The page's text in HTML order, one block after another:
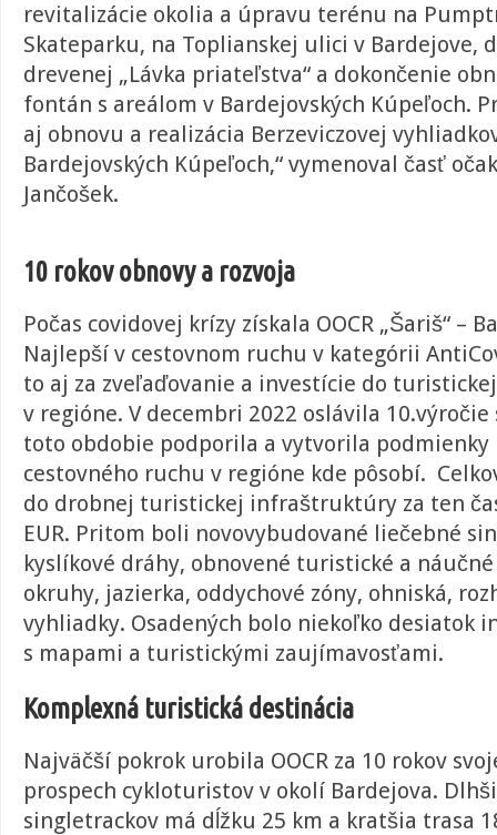
revitalizácie okolia a úpravu terénu na
Skateparku, na Toplianskej ulici v Bardejove,
drevenej „Lávka priateľstva“ a dokončenie
fontán s areálom v Bardejovských Kúpeľoch.
aj obnovu a realizácia Berzeviczovej
Bardejovských Kúpeľoch,“ vymenoval časť
Jančošek.
10 rokov obnovy a rozvoja
Počas covidovej krízy získala OOCR „Šariš“ –
Najlepší v cestovnom ruchu v kategórii
to aj za zveľaďovanie a investície do
v regióne. V decembri 2022 oslávila
toto obdobie podporila a vytvorila podmienky
cestovného ruchu v regióne kde pôsobí.
do drobnej turistickej infraštruktúry za ten
EUR. Pritom boli novovybudované liečebné
kyslíkové dráhy, obnovené turistické a
okruhy, jazierka, oddychové zóny, ohniská,
vyhliadky. Osadených bolo niekoľko desiatok
s mapami a turistickými zaujímavosťami.
Komplexná turistická destinácia
Najväčší pokrok urobila OOCR za 10 rokov
prospech cykloturistov v okolí Bardejova.
singletrackov má dĺžku 25 km a kratšia trasa